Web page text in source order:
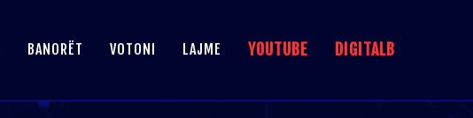
BANORËT VOTONI LAJME YOUTUBE DIGITALB